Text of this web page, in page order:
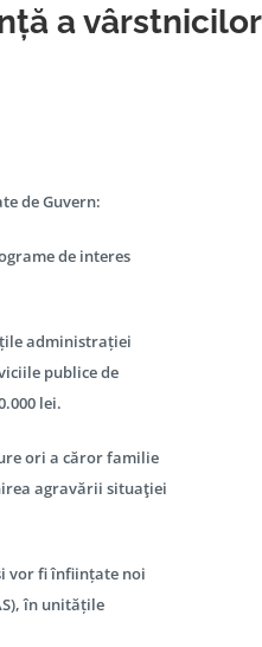
a vârstnicilor
de Guvern:
de interes
administrației
publice de
lei.
ori a căror familie
agravării situaţiei
vor fi înființate noi
în unitățile